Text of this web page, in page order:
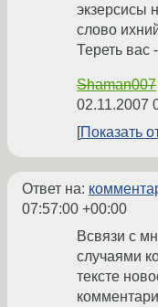
экзерсисы
слово
Тереть вас
Shaman007
02.11.2007
Показать
Ответ на:
07:57:00 +00:00
Всвязи с
случаями
тексте